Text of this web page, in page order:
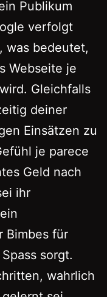
Publikum
verfolgt
was bedeutet,
Webseite je
Gleichfalls
deiner
Einsätzen zu
je parece
Geld nach
ihr
Bimbes für
sorgt.
wahrlich